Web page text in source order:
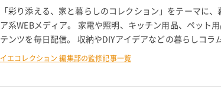
「彩り添える、家と暮らしのコレクション」をテーマに
ア系WEBメディア。 家電や照明、キッチン用品、ペット
テンツを毎日配信。 収納やDIYアイデアなどの暮らしコラ
イエコレクション 編集部の監修記事一覧